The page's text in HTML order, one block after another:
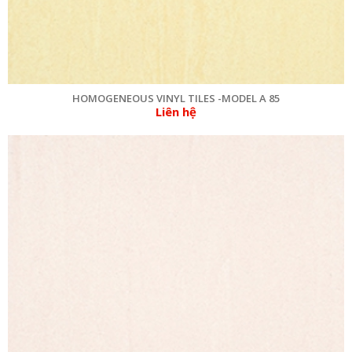
HOMOGENEOUS VINYL TILES -MODEL A 85
Liên hệ